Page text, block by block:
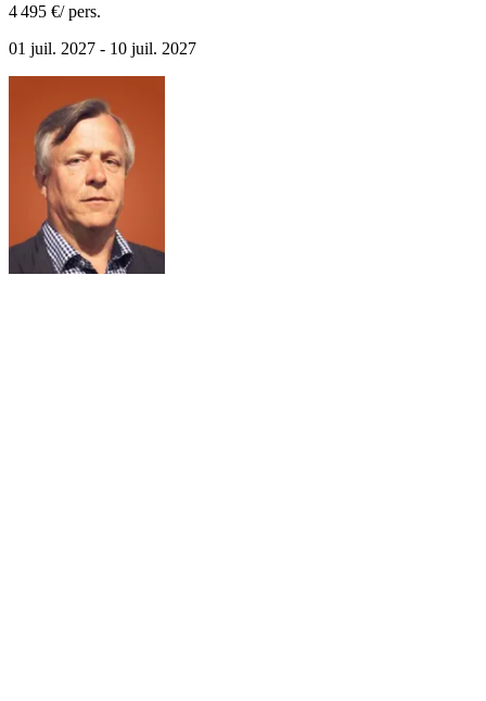
4 495 €/ pers.
01 juil. 2027 - 10 juil. 2027